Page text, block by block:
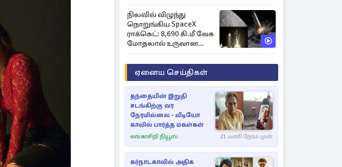
நிலவில் விழுந்து
நொறுங்கிய SpaceX
ராக்கெட்: 8,690 கி.மீ வேக
மோதலால் உருவான
புதிய பள்ளம்!
ஏனைய செய்திகள்
தந்தையின் இறுதி
சடங்கிற்கு வர
நேரமில்லை - வீடியோ
காலில் பார்த்த மகள்கள்
லங்காசிறி நியூஸ் 21 மணி நேரம் முன்
கர்நாடகாவில் அதிக